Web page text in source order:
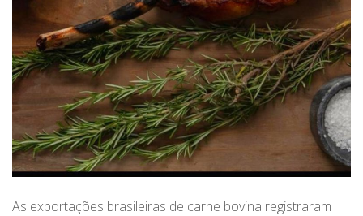
As exportações brasileiras de carne bovina registraram